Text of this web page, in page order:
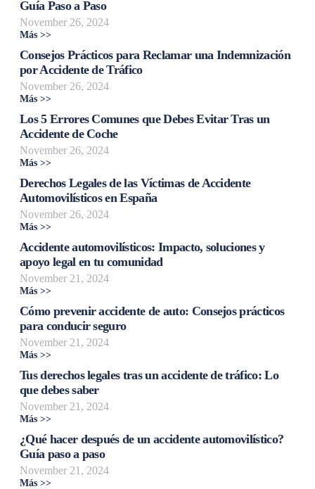
Guía Paso a Paso
November 26, 2024
Más >>
Consejos Prácticos para Reclamar una Indemnización
por Accidente de Tráfico
November 26, 2024
Más >>
Los 5 Errores Comunes que Debes Evitar Tras un
Accidente de Coche
November 26, 2024
Más >>
Derechos Legales de las Víctimas de Accidente
Automovilísticos en España
November 26, 2024
Más >>
Accidente automovilísticos: Impacto, soluciones y
apoyo legal en tu comunidad
November 21, 2024
Más >>
Cómo prevenir accidente de auto: Consejos prácticos
para conducir seguro
November 21, 2024
Más >>
Tus derechos legales tras un accidente de tráfico: Lo
que debes saber
November 21, 2024
Más >>
¿Qué hacer después de un accidente automovilístico?
Guía paso a paso
November 21, 2024
Más >>